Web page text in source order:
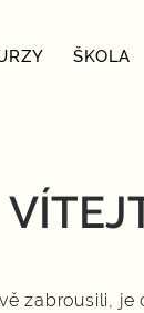
ŠKOLA
zabrousili,